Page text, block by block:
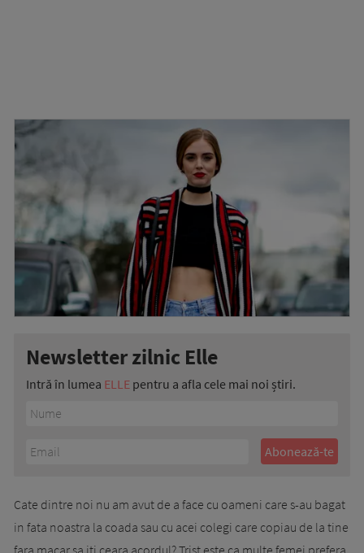
Newsletter zilnic Elle
Intră în lumea ELLE pentru a afla cele mai noi știri.
Cate dintre noi nu am avut de a face cu oameni care s-au bagat
in fata noastra la coada sau cu acei colegi care copiau de la tine